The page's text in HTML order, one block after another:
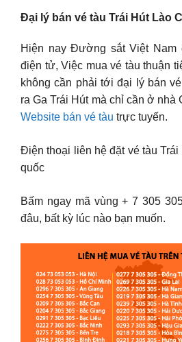
Đại lý bán vé tàu Trái Hút Lào
Hiện nay Đường sắt Việt Nam
điện tử, Việc mua vé tàu thuận
không cần phải tới đại lý bán
ra Ga Trái Hút mà chỉ cần ở nhà
Website bán vé tàu trực tuyến.
Điện thoại liên hệ đặt vé tàu Trái
quốc
Bấm ngay mã vùng + 7 305
đâu, bất kỳ lúc nào bạn muốn.